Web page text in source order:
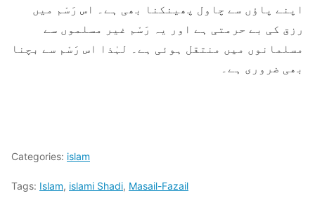
اپنے پاؤں سے چاول پھینکنا بھی ہے۔ اس رَسْم میں
رزق کی بے حرمتی ہے اور یہ رَسْم غیر مسلموں سے
مسلمانوں میں منتقل ہوئی ہے۔ لہٰذا اس رَسْم سے بچنا
بھی ضروری ہے۔
Categories: islam
Tags: Islam, islami Shadi, Masail-Fazail